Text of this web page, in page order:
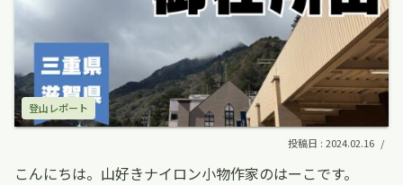
登山レポート
2024.02.16
こんにちは。山好きナイロン小物作家のはーこです。